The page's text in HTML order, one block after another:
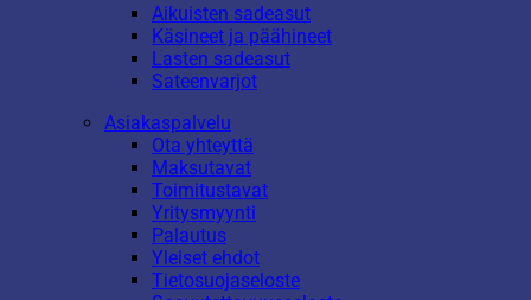
Aikuisten sadeasut
Käsineet ja päähineet
Lasten sadeasut
Sateenvarjot
Asiakaspalvelu
Ota yhteyttä
Maksutavat
Toimitustavat
Yritysmyynti
Palautus
Yleiset ehdot
Tietosuojaseloste